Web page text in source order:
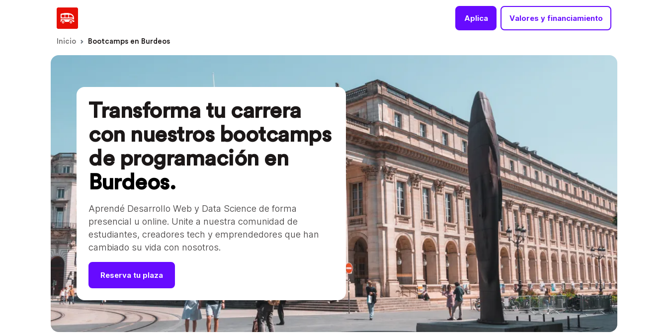
Aplica Valores y financiamiento
Inicio Bootcamps en Burdeos
Transforma tu carrera
con nuestros bootcamps
de programación en
Burdeos.
Aprendé Desarrollo Web y Data Science de forma
presencial u online. Unite a nuestra comunidad de
estudiantes, creadores tech y emprendedores que han
cambiado su vida con nosotros.
Reserva tu plaza